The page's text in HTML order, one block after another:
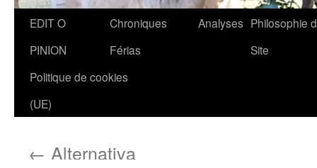
Aller
contenu
EDIT O
PINION
Chroniques
Férias
Analyses Philosophie
Site
Politique de cookies
(UE)
← Alternativa